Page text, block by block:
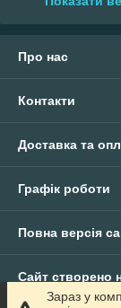
Про нас
Контакти
Доставка та
Графік роботи
Повна версія
Сайт створено
Зараз у